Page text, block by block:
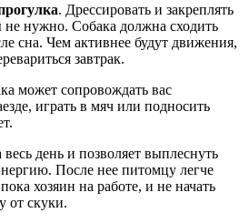
. Дрессировать и закреплять
нужно. Собака должна сходить
сна. Чем активнее будут движения,
завтрак.
может сопровождать вас
играть в мяч или подносить
день и позволяет выплеснуть
После нее питомцу легче
хозяин на работе, и не начать
от скуки.